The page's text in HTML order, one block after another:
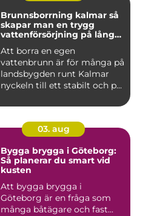
Brunnsborrning kalmar så
skapar man en trygg
vattenförsörjning på lång
Att borra en egen
vattenbrunn är för många på
landsbygden runt Kalmar
nyckeln till ett stabilt och p...
03. aug
Bygga brygga i Göteborg:
Så planerar du smart vid
kusten
Att bygga brygga i
Göteborg är en fråga som
många båtägare och fast...